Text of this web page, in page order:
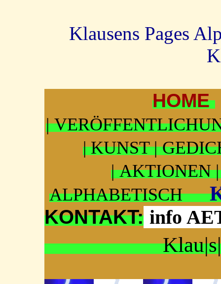
Klausens Pages
HOME
|
|KUNST |
| AKTIONEN |
ALPHABETISCH
KONTAKT: info